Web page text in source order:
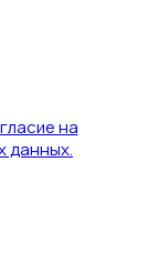
на
данных.